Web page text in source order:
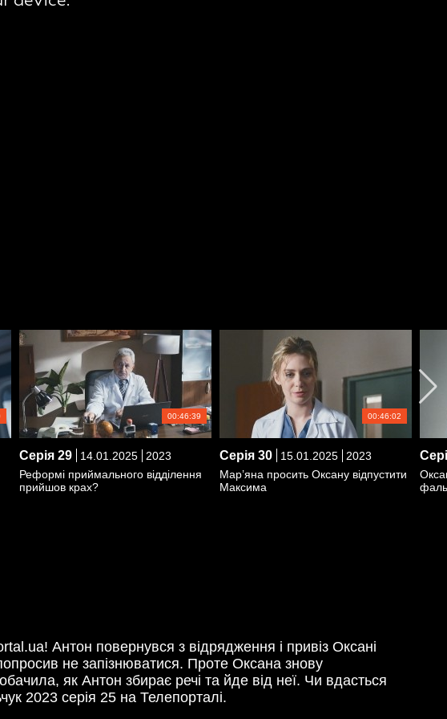
00:46:39
Серія 29 14.01.2025
2023
Реформі приймального відділення
прийшов крах?
00:46:02
Серія 30 15.01.2025
2023
Мар’яна просить Оксану відпустити
Максима
Антон повернувся з відрядження і привіз Оксані
не запізнюватися. Проте Оксана знову
як Антон збирає речі та йде від неї. Чи вдасться
2023 серія 25 на Телепорталі.